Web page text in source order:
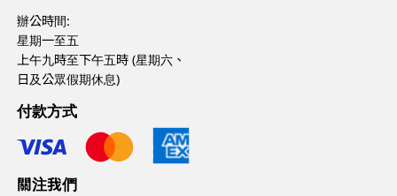
辦公時間:
星期一至五
上午九時至下午五時 (星期六、
日及公眾假期休息)
付款方式
關注我們